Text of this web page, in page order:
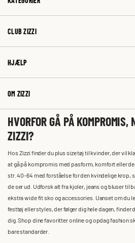
CLUB ZIZZI
HJÆLP
OM ZIZZI
HVORFOR GÅ PÅ
ZIZZI?
Hos Zizzi finder du plus size tøj til kvinder, der vil
at gå på kompromis med pasform, komfort eller
str. 40-64 med forståelse for den kvindelige krop,
de ser ud. Udforsk alt fra kjoler, jeans og bluser til
ekstra wide fit sko og accessories. Uanset om du
festtøj eller styles, der følger dig hele dagen, finder
dig. Shop dine favoritter online og opdag fashion
bare standarder.